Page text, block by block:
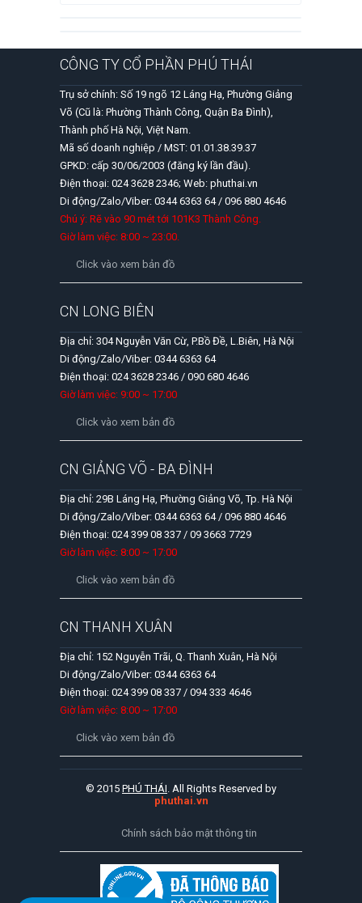
CÔNG TY CỔ PHẦN PHÚ THÁI
Trụ sở chính: Số 19 ngõ 12 Láng Hạ, Phường Giảng
Võ (Cũ là: Phường Thành Công, Quận Ba Đình),
Thành phố Hà Nội, Việt Nam.
Mã số doanh nghiệp / MST: 01.01.38.39.37
GPKD: cấp 30/06/2003 (đăng ký lần đầu).
Điện thoại: 024 3628 2346; Web: phuthai.vn
Di động/Zalo/Viber: 0344 6363 64 / 096 880 4646
Chú ý: Rẽ vào 90 mét tới 101K3 Thành Công.
Giờ làm việc: 8:00 ~ 23:00.
Click vào xem bản đồ
CN LONG BIÊN
Địa chỉ: 304 Nguyễn Văn Cừ, P.Bồ Đề, L.Biên, Hà Nội
Di động/Zalo/Viber: 0344 6363 64
Điện thoại: 024 3628 2346 / 090 680 4646
Giờ làm việc: 9:00 ~ 17:00
Click vào xem bản đồ
CN GIẢNG VÕ - BA ĐÌNH
Địa chỉ: 29B Láng Hạ, Phường Giảng Võ, Tp. Hà Nội
Di động/Zalo/Viber: 0344 6363 64 / 096 880 4646
Điện thoại: 024 399 08 337 / 09 3663 7729
Giờ làm việc: 8:00 ~ 17:00
Click vào xem bản đồ
CN THANH XUÂN
Địa chỉ: 152 Nguyễn Trãi, Q. Thanh Xuân, Hà Nội
Di động/Zalo/Viber: 0344 6363 64
Điện thoại: 024 399 08 337 / 094 333 4646
Giờ làm việc: 8:00 ~ 17:00
Click vào xem bản đồ
© 2015 PHÚ THÁI. All Rights Reserved by
phuthai.vn
Chính sách bảo mật thông tin